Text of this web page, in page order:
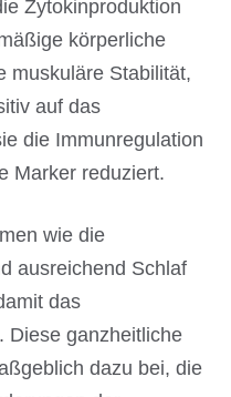
Zytokinproduktion
körperliche
muskuläre Stabilität,
auf das
die Immunregulation
Marker reduziert.
wie die
ausreichend Schlaf
das
Diese ganzheitliche
dazu bei, die